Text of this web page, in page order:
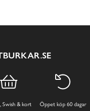
Swish & kort Öppet köp 60 dagar